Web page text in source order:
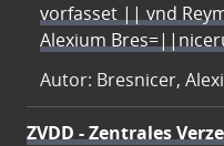
vorfasset || vnd
Alexium
Autor: Bresnicer,
ZVDD - Zentrales